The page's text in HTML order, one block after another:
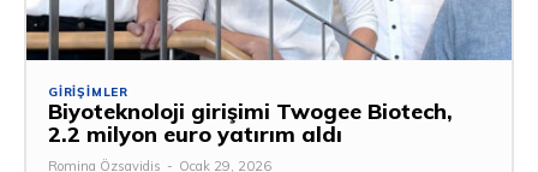
GIRIŞIMLER
Biyoteknoloji girişimi Twogee Biotech,
2.2 milyon euro yatırım aldı
Romina Özsavidis - Ocak 29, 2026